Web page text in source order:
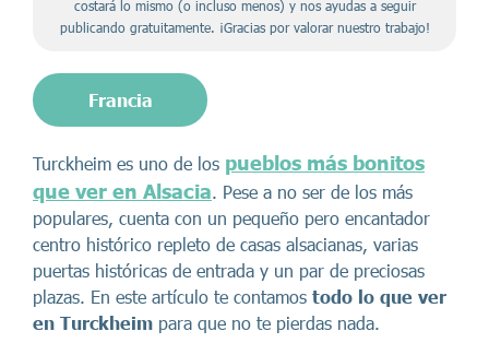
costará lo mismo (o incluso menos) y nos ayudas a seguir
publicando gratuitamente. ¡Gracias por valorar nuestro trabajo!
Francia
Turckheim es uno de los pueblos más bonitos
que ver en Alsacia. Pese a no ser de los más
populares, cuenta con un pequeño pero encantador
centro histórico repleto de casas alsacianas, varias
puertas históricas de entrada y un par de preciosas
plazas. En este artículo te contamos todo lo que ver
en Turckheim para que no te pierdas nada.